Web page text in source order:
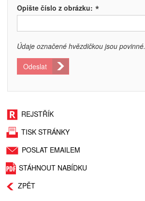
Opište číslo z obrázku: *
Údaje označené hvězdičkou jsou povinné.
Odeslat
REJSTŘÍK
TISK STRÁNKY
POSLAT EMAILEM
STÁHNOUT NABÍDKU
ZPĚT